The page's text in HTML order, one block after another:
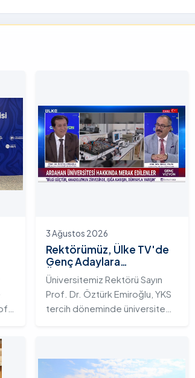
3 Ağustos 2026
Rektörümüz, Ülke TV'de
Genç Adaylara
Üniversitemizin Eğitim
Ekosistemini ve Sunduğu
Nitelikli İmkânları Anlattı
Üniversitemiz Rektörü Sayın
Prof. Dr. Öztürk Emiroğlu, YKS
tercih döneminde üniversite
kurumsal yetkinliğini, akademik